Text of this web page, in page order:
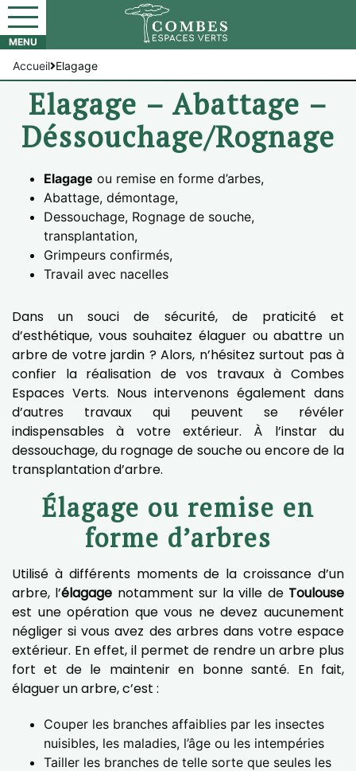
Accueil Elagage
Elagage – Abattage –
Déssouchage/Rognage
Elagage ou remise en forme d’arbes,
Abattage, démontage,
Dessouchage, Rognage de souche,
transplantation,
Grimpeurs confirmés,
Travail avec nacelles
Dans un souci de sécurité, de praticité et
d’esthétique, vous souhaitez élaguer ou abattre un
arbre de votre jardin ? Alors, n’hésitez surtout pas à
confier la réalisation de vos travaux à Combes
Espaces Verts. Nous intervenons également dans
d’autres travaux qui peuvent se révéler
indispensables à votre extérieur. À l’instar du
dessouchage, du rognage de souche ou encore de la
transplantation d’arbre.
Élagage ou remise en
forme d’arbres
Utilisé à différents moments de la croissance d’un
arbre, l’élagage notamment sur la ville de Toulouse
est une opération que vous ne devez aucunement
négliger si vous avez des arbres dans votre espace
extérieur. En effet, il permet de rendre un arbre plus
fort et de le maintenir en bonne santé. En fait,
élaguer un arbre, c’est :
Couper les branches affaiblies par les insectes
nuisibles, les maladies, l’âge ou les intempéries
Tailler les branches de telle sorte que seules les